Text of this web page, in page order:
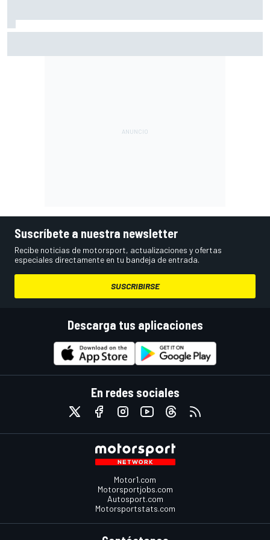
Suscríbete a nuestra newsletter
Recibe noticias de motorsport, actualizaciones y ofertas
especiales directamente en tu bandeja de entrada.
SUSCRIBIRSE
Descarga tus aplicaciones
En redes sociales
Motor1.com
Motorsportjobs.com
Autosport.com
Motorsportstats.com